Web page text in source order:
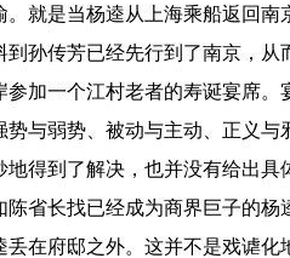
就是当杨逵从上海乘船返回
孙传芳已经先行到了南京，
加一个江村老者的寿诞宴席
与弱势、被动与主动、正义与
得到了解决，也并没有给出
省长找已经成为商界巨子的
在府邸之外。这并不是戏谑